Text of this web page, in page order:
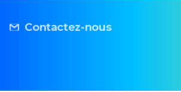
Contactez-nous